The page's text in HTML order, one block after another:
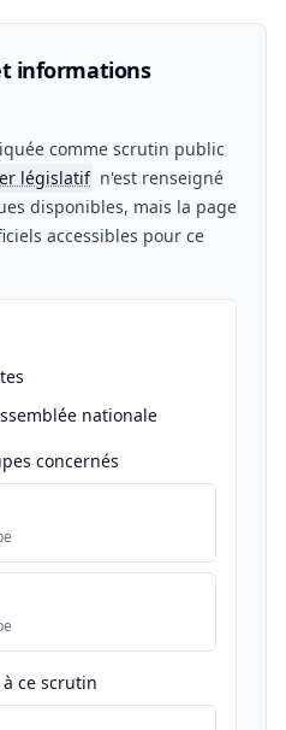
informations
comme scrutin public
législatif n'est renseigné
disponibles, mais la page
accessibles pour ce
nationale
concernés
ce scrutin